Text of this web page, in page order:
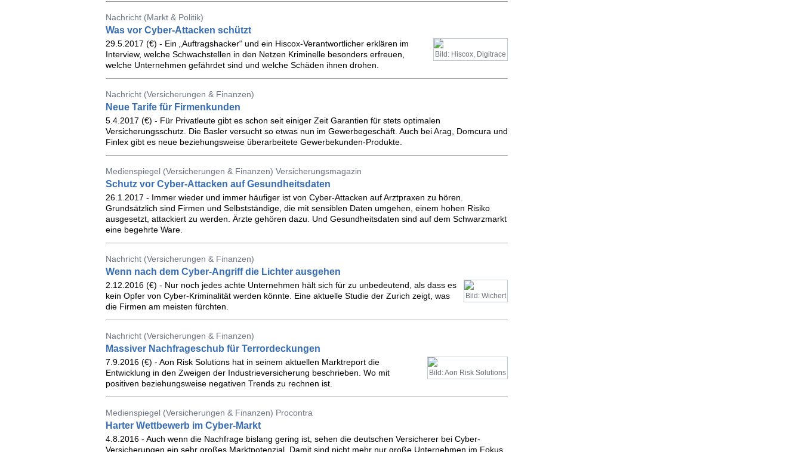
Nachricht (Markt & Politik)
Was vor Cyber-Attacken schützt
Bild: Hiscox, Digitrace
29.5.2017 (€) - Ein „Auftragshacker“ und ein Hiscox-Verantwortlicher erklären im
Interview, welche Schwachstellen in den Netzen Kriminelle besonders erfreuen,
welche Unternehmen gefährdet sind und welche Schäden ihnen drohen.
Nachricht (Versicherungen & Finanzen)
Neue Tarife für Firmenkunden
5.4.2017 (€) - Für Privatleute gibt es schon seit einiger Zeit Garantien für stets optimalen
Versicherungsschutz. Die Basler versucht so etwas nun im Gewerbegeschäft. Auch bei Arag, Domcura und
Finlex gibt es neue beziehungsweise überarbeitete Gewerbekunden-Produkte.
Medienspiegel (Versicherungen & Finanzen) Versicherungsmagazin
Schutz vor Cyber-Attacken auf Gesundheitsdaten
26.1.2017 - Immer wieder und immer häufiger ist von Cyber-Attacken auf Arztpraxen zu hören.
Grundsätzlich sind Firmen und Selbstständige, die mit sensiblen Daten umgehen, einem hohen Risiko
ausgesetzt, attackiert zu werden. Ärzte gehören dazu. Und Gesundheitsdaten sind auf dem Schwarzmarkt
eine begehrte Ware.
Nachricht (Versicherungen & Finanzen)
Wenn nach dem Cyber-Angriff die Lichter ausgehen
Bild: Wichert
2.12.2016 (€) - Nur noch jedes achte Unternehmen hält sich für zu unbedeutend, als dass es
kein Opfer von Cyber-Kriminalität werden könnte. Eine aktuelle Studie der Zurich zeigt, was
die Firmen am meisten fürchten.
Nachricht (Versicherungen & Finanzen)
Massiver Nachfrageschub für Terrordeckungen
Bild: Aon Risk Solutions
7.9.2016 (€) - Aon Risk Solutions hat in seinem aktuellen Marktreport die
Entwicklung in den Zweigen der Industrieversicherung beschrieben. Wo mit
positiven beziehungsweise negativen Trends zu rechnen ist.
Medienspiegel (Versicherungen & Finanzen) Procontra
Harter Wettbewerb im Cyber-Markt
4.8.2016 - Auch wenn die Nachfrage bislang gering ist, sehen die deutschen Versicherer bei Cyber-
Versicherungen ein sehr großes Marktpotenzial. Damit sind nicht mehr nur große Unternehmen im Fokus,